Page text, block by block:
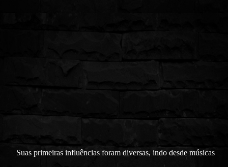
Suas primeiras influências foram diversas, indo desde músicas